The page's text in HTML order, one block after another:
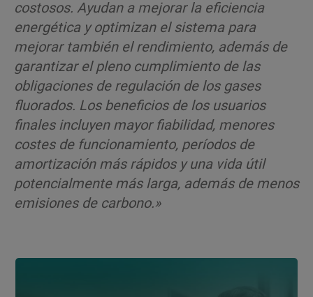
costosos. Ayudan a mejorar la eficiencia
energética y optimizan el sistema para
mejorar también el rendimiento, además de
garantizar el pleno cumplimiento de las
obligaciones de regulación de los gases
fluorados. Los beneficios de los usuarios
finales incluyen mayor fiabilidad, menores
costes de funcionamiento, períodos de
amortización más rápidos y una vida útil
potencialmente más larga, además de menos
emisiones de carbono.»